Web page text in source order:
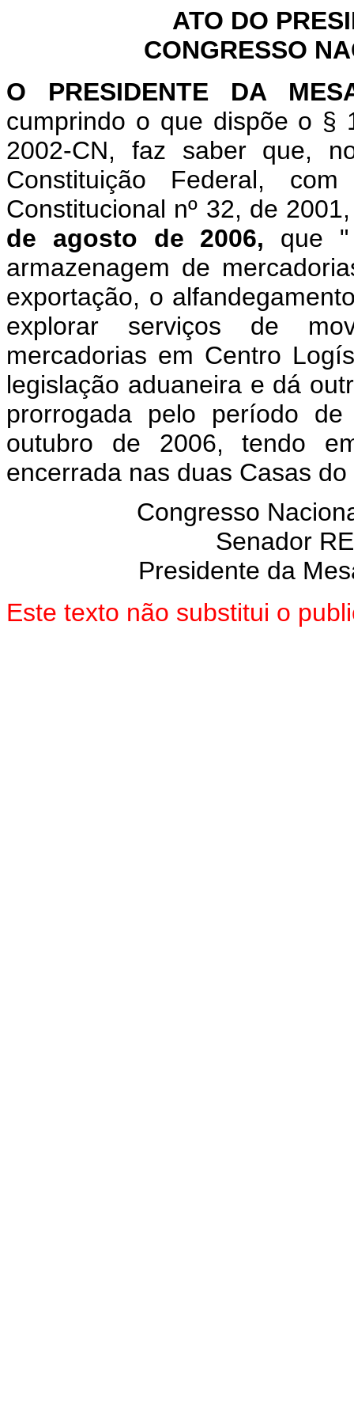
ATO DO
CONGRESSO
O PRESIDENTE DA
cumprindo o que dispõe o §
2002-CN, faz saber que,
Constituição Federal,
Constitucional nº 32, de
de agosto de 2006, que
armazenagem de
exportação, o
explorar serviços de
mercadorias em Centro
legislação aduaneira e dá
prorrogada pelo período
outubro de 2006, tendo
encerrada nas duas Casas
Congresso
Senador
Presidente da
Este texto não substitui o